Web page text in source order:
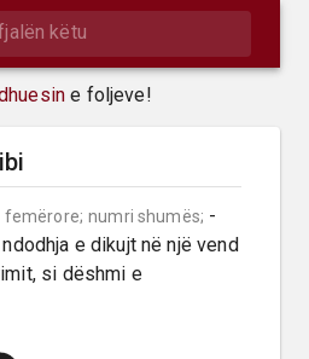
e foljeve!
femërore; numri shumës; -
ndodhja e dikujt në një vend
si dëshmi e